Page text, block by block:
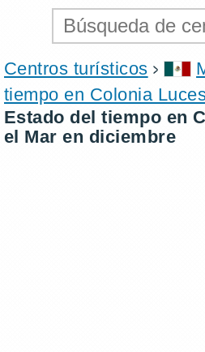
Centros turísticos
tiempo en Colonia
Estado del tiempo en
el Mar en diciembre